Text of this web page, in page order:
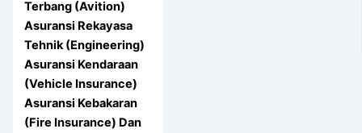
Terbang (Avition)
Asuransi Rekayasa
Tehnik (Engineering)
Asuransi Kendaraan
(Vehicle Insurance)
Asuransi Kebakaran
(Fire Insurance) Dan